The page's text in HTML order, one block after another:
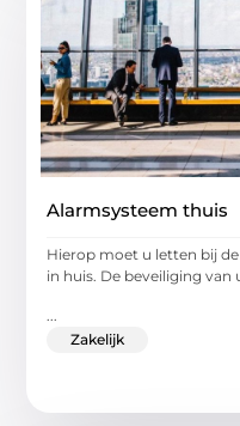
Alarmsysteem thuis
Hierop moet u letten bij
in huis. De beveiliging van
Zakelijk